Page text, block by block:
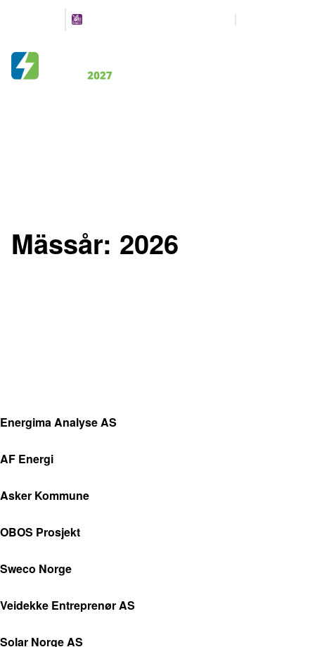
Mässår: 2026
Energima Analyse AS
AF Energi
Asker Kommune
OBOS Prosjekt
Sweco Norge
Veidekke Entreprenør AS
Solar Norge AS